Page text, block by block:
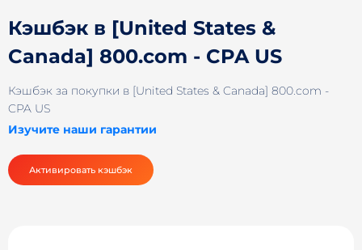
Кэшбэк в [United States &
Canada] 800.com - CPA US
Кэшбэк за покупки в [United States & Canada] 800.com -
CPA US
Изучите наши гарантии
Активировать кэшбэк